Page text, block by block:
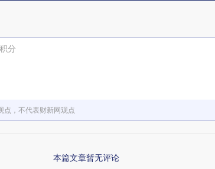
分
点，不代表财新网观点
本篇文章暂无评论